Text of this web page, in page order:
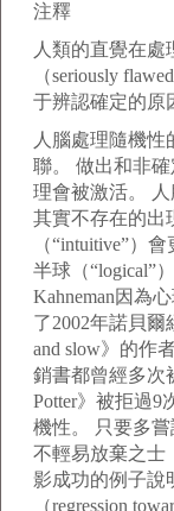
注釋
人類的直覺在
（seriously
于辨認確定的原
人腦處理隨機
聯。 做出和非
理會被激活。
其實不存在的出
（“intuitive”）
半球（“logical”
Kahneman因為
了2002年諾貝爾
and slow》的作
銷書都曾經多次
Potter》被拒過9
機性。 只要多
不輕易放棄之士
影成功的例子說
（regression